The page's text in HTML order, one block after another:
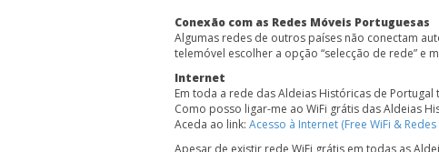
Conexão com as Redes Móveis Portuguesas
Algumas redes de outros países não conectam
telemóvel escolher a opção “selecção de rede” e
Internet
Em toda a rede das Aldeias Históricas de
Como posso ligar-me ao WiFi grátis das Aldeias
Aceda ao link: Acesso à Internet (Free WiFi &
Apesar de existir rede WiFi grátis em todas as